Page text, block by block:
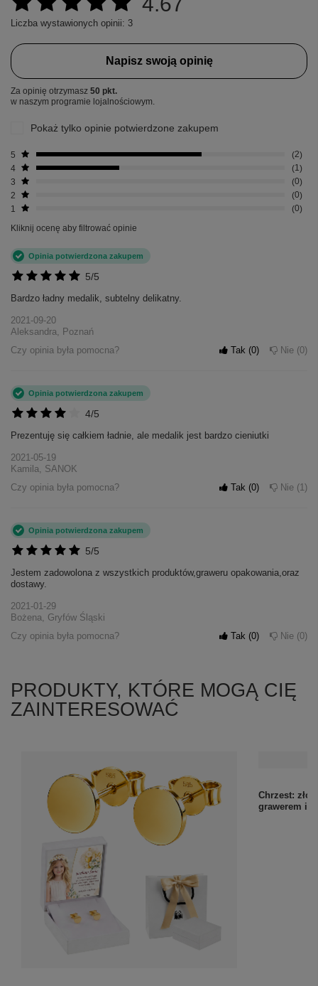
Liczba wystawionych opinii: 3
Napisz swoją opinię
Za opinię otrzymasz 50 pkt.
w naszym programie lojalnościowym.
Pokaż tylko opinie potwierdzone zakupem
5
2
4
1
3
0
2
0
1
0
Kliknij ocenę aby filtrować opinie
5/5
Opinia potwierdzona zakupem
Bardzo ładny medalik, subtelny delikatny.
2021-09-20
Aleksandra, Poznań
Czy opinia była pomocna?
Tak 0 Nie 0
4/5
Opinia potwierdzona zakupem
Prezentuję się całkiem ładnie, ale medalik jest bardzo cieniutki
2021-05-19
Kamila, SANOK
Czy opinia była pomocna?
Tak 0 Nie 1
5/5
Opinia potwierdzona zakupem
Jestem zadowolona z wszystkich produktów,graweru opakowania,oraz
dostawy.
2021-01-29
Bożena, Gryfów Śląski
Czy opinia była pomocna?
Tak 0 Nie 0
PRODUKTY, KTÓRE MOGĄ CIĘ
ZAINTERESOWAĆ